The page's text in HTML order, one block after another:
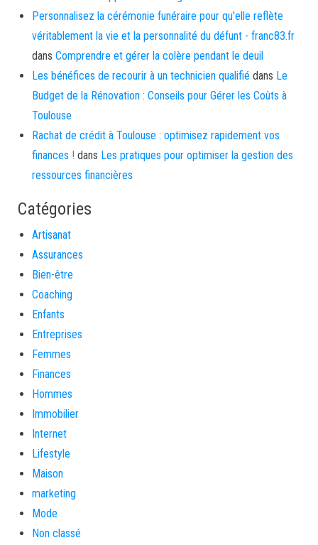
Personnalisez la cérémonie funéraire pour qu'elle reflète
véritablement la vie et la personnalité du défunt - franc83.fr
dans Comprendre et gérer la colère pendant le deuil
Les bénéfices de recourir à un technicien qualifié dans Le
Budget de la Rénovation : Conseils pour Gérer les Coûts à
Toulouse
Rachat de crédit à Toulouse : optimisez rapidement vos
finances ! dans Les pratiques pour optimiser la gestion des
ressources financières
Catégories
Artisanat
Assurances
Bien-être
Coaching
Enfants
Entreprises
Femmes
Finances
Hommes
Immobilier
Internet
Lifestyle
Maison
marketing
Mode
Non classé